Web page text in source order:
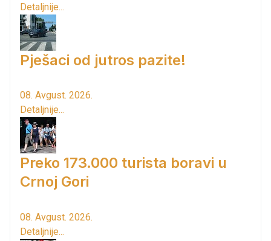
Detaljnije...
Pješaci od jutros pazite!
08. Avgust. 2026.
Detaljnije...
Preko 173.000 turista boravi u
Crnoj Gori
08. Avgust. 2026.
Detaljnije...